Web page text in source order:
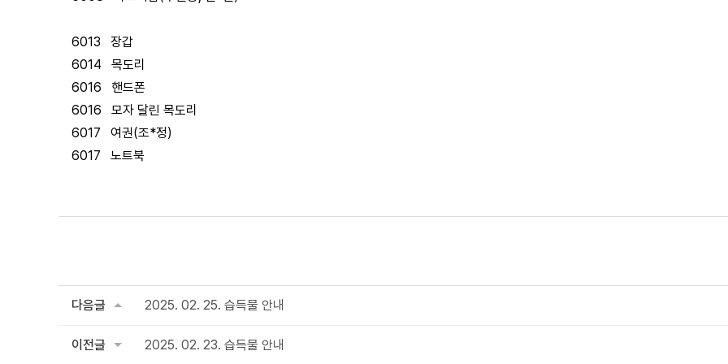
6013 장갑
6014 목도리
6016 핸드폰
6016 모자 달린 목도리
6017 여권(조*정)
6017 노트북
다음글 2025. 02. 25. 습득물 안내
이전글 2025. 02. 23. 습득물 안내